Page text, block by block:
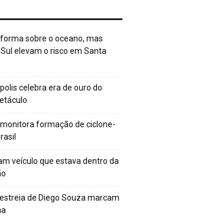
sobre o oceano, mas
elevam o risco em Santa
celebra era de ouro do
monitora formação de ciclone-
veículo que estava dentro da
de Diego Souza marcam